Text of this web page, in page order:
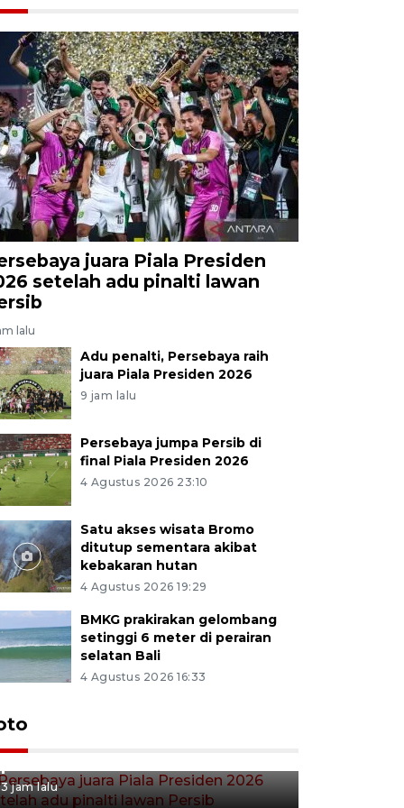
juara Piala Presiden
setelah adu pinalti lawan
lalu
Adu penalti, Persebaya raih
juara Piala Presiden 2026
9 jam lalu
Persebaya jumpa Persib di
final Piala Presiden 2026
4 Agustus 2026 23:10
Satu akses wisata Bromo
ditutup sementara akibat
kebakaran hutan
4 Agustus 2026 19:29
BMKG prakirakan gelombang
setinggi 6 meter di perairan
selatan Bali
4 Agustus 2026 16:33
Persebaya juara Piala
Presiden 2026 setelah adu
3 jam lalu